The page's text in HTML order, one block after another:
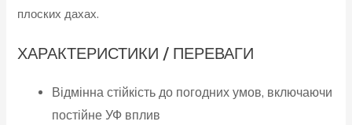
плоских дахах.
ХАРАКТЕРИСТИКИ / ПЕРЕВАГИ
Відмінна стійкість до погодних умов, включаючи
постійне УФ вплив